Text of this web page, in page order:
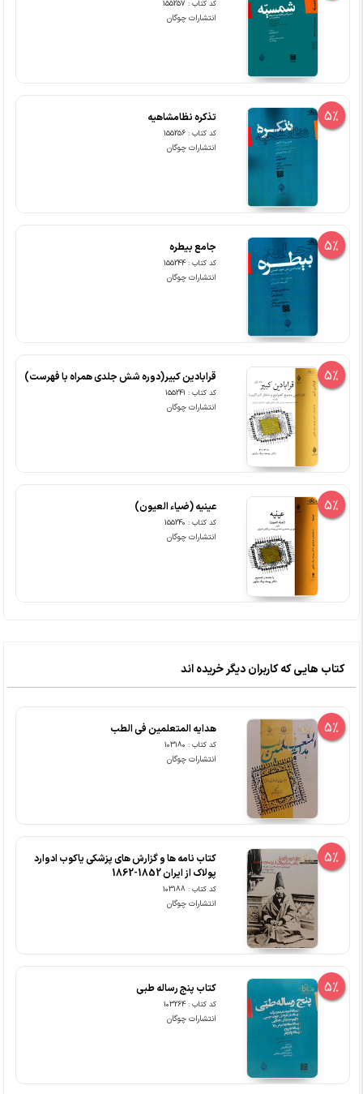
کد کتاب : 155257
انتشارات چوگان
5% تذکره نظامشاهیه
کد کتاب : 155256
انتشارات چوگان
5% جامع بیطره
کد کتاب : 155244
انتشارات چوگان
5% قرابادین کبیر(دوره شش جلدی همراه با فهرست)
کد کتاب : 155241
انتشارات چوگان
5% عینیه (ضیاء العیون)
کد کتاب : 155240
انتشارات چوگان
کتاب هایی که کاربران دیگر خریده اند
5% هدایه المتعلمین فی الطب
کد کتاب : 103180
انتشارات چوگان
5%
کتاب نامه ها و گزارش های پزشکی یاکوب ادوارد
پولاک از ایران 1852-1862
کد کتاب : 103188
انتشارات چوگان
5% کتاب پنج رساله طبی
کد کتاب : 103264
انتشارات چوگان